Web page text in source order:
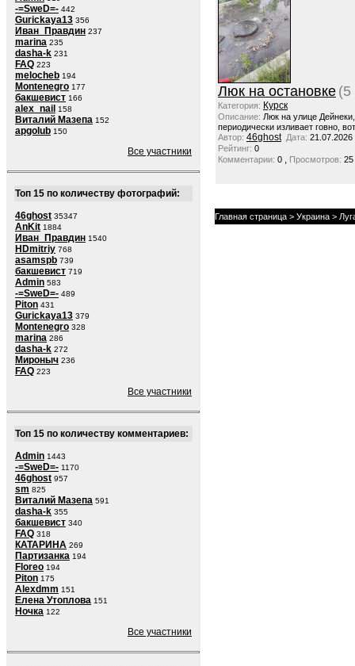
-=SweD=- 442
Gurickaya13 356
Иван_Правдин 237
marina 235
dasha-k 231
FAQ 223
melocheb 194
Montenegro 177
бакшевист 166
alex_nail 158
Виталий Мазепа 152
apgolub 150
Все участники
Топ 15 по количеству фотографий:
46ghost 35347
AnKit 1884
Иван_Правдин 1540
HDmitriy 768
asamspb 739
бакшевист 719
Admin 583
-=SweD=- 489
Piton 431
Gurickaya13 379
Montenegro 328
marina 286
dasha-k 272
Мироныч 236
FAQ 223
Все участники
Топ 15 по количеству комментариев:
Admin 1443
-=SweD=- 1170
46ghost 957
sm 825
Виталий Мазепа 591
dasha-k 355
бакшевист 340
FAQ 318
КАТАРИНА 269
Партизанка 194
Floreo 194
Piton 175
Alexdmm 151
Елена Утоплова 151
Ночка 122
Все участники
Люк на остановке (5
Категория: Курск
Описание: Люк на улице
периодически изливает говно,
Автор: 46ghost Дата: 21.07.2026
Рейтинг: 0
Комментарии: 0 , Просмотров: 25
Главная страница > Украина >